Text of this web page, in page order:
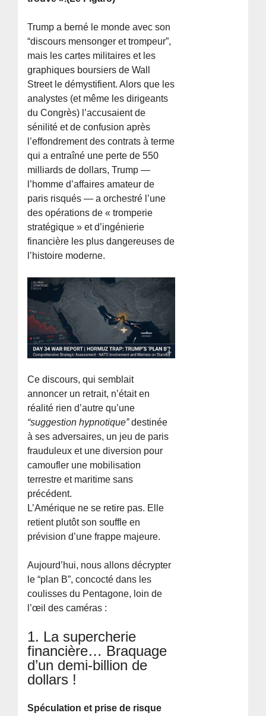
Trump a berné le monde avec son
“discours mensonger et trompeur”,
mais les cartes militaires et les
graphiques boursiers de Wall
Street le démystifient. Alors que les
analystes (et même les dirigeants
du Congrès) l’accusaient de
sénilité et de confusion après
l’effondrement des contrats à terme
qui a entraîné une perte de 550
milliards de dollars, Trump —
l’homme d’affaires amateur de
paris risqués — a orchestré l’une
des opérations de « tromperie
stratégique » et d’ingénierie
financière les plus dangereuses de
l’histoire moderne.
Ce discours, qui semblait
annoncer un retrait, n’était en
réalité rien d’autre qu’une
“suggestion hypnotique”destinée
à ses adversaires, un jeu de paris
frauduleux et une diversion pour
camoufler une mobilisation
terrestre et maritime sans
précédent.
L’Amérique ne se retire pas. Elle
retient plutôt son souffle en
prévision d’une frappe majeure.
Aujourd’hui, nous allons décrypter
le “plan B”, concocté dans les
coulisses du Pentagone, loin de
l’œil des caméras :
1. La supercherie
financière… Braquage
d’un demi-billion de
dollars !
Spéculation et prise de risque